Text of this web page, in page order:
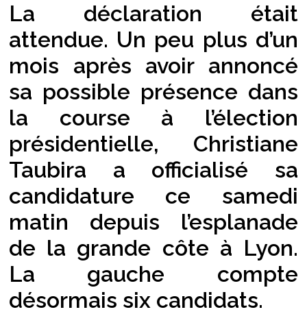
La déclaration était
attendue. Un peu plus d’un
mois après avoir annoncé
sa possible présence dans
la course à l’élection
présidentielle, Christiane
Taubira a officialisé sa
candidature ce samedi
matin depuis l’esplanade
de la grande côte à Lyon.
La gauche compte
désormais six candidats.